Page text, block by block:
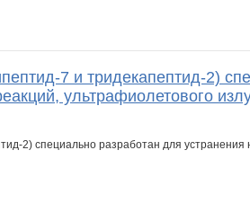
7 и тридекапептид-2)
ультрафиолетового